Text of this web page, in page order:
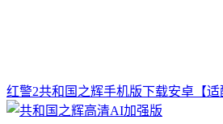
红警2共和国之辉手机版下载安卓【适